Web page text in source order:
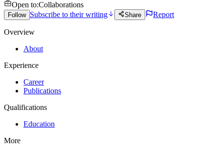
Open to:Collaborations
Follow Subscribe to their writing Share Report
Overview
About
Experience
Career
Publications
Qualifications
Education
More